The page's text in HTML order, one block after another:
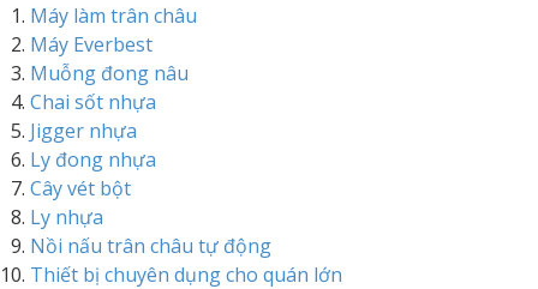
Máy làm trân châu
Máy Everbest
Muỗng đong nâu
Chai sốt nhựa
Jigger nhựa
Ly đong nhựa
Cây vét bột
Ly nhựa
Nồi nấu trân châu tự động
Thiết bị chuyên dụng cho quán lớn